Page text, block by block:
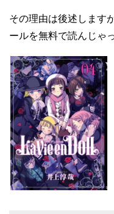
その理由は後述します
ールを無料で読んじゃ